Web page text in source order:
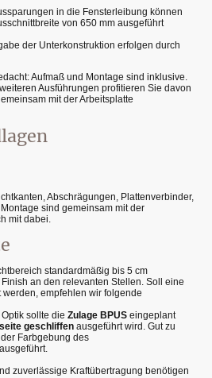
in die Fensterleibung können
von 650 mm ausgeführt
der Unterkonstruktion erfolgen durch
Aufmaß und Montage sind inklusive.
Ausführungen profitieren Sie davon
mit der Arbeitsplatte
Abschrägungen, Plattenverbinder,
sind gemeinsam mit der
mit dabei.
standardmäßig bis 5 cm
an den relevanten Stellen. Soll eine
empfehlen wir folgende
sollte die Zulage BPUS eingeplant
geschliffen ausgeführt wird. Gut zu
Farbgebung des
zuverlässige Kraftübertragung benötigen